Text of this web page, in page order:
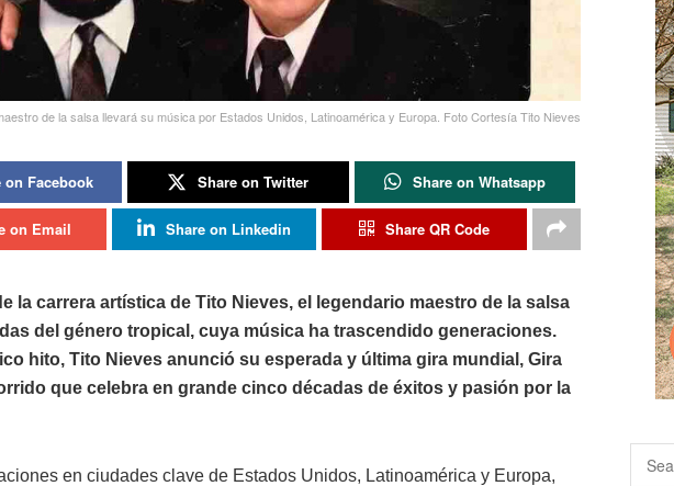
de la salsa llevará su música por Estados Unidos, Latinoamérica y Europa. Foto Cortesía Tito Nieves
on Facebook Share on Twitter Share on Whatsapp
on Email Share on Linkedin Share QR Code
la carrera artística de Tito Nieves, el legendario maestro de la salsa
del género tropical, cuya música ha trascendido generaciones.
hito, Tito Nieves anunció su esperada y última gira mundial, Gira
que celebra en grande cinco décadas de éxitos y pasión por la
en ciudades clave de Estados Unidos, Latinoamérica y Europa,